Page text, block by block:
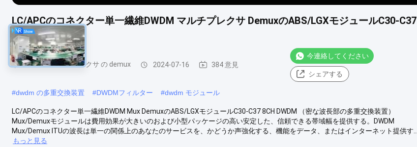
Time
LC/APCのコネクター単一繊維DWDM マルチプレクサ DemuxのABS/LGXモジュールC30-C37
8CH
dwdm の マルチプレクサ の demux 2024-07-16 384 意見
今連絡してください
シェアする
#dwdm の多重交換装置 #DWDMフィルター #dwdm モジュール
LC/APCのコネクター単一繊維DWDM Mux DemuxのABS/LGXモジュールC30-C37 8CH DWDM （密な波長部の多重交換装置）
Mux/Demuxモジュールは費用効果が大きいのおよび小型パッケージの高い安定した、信頼できる帯域幅を提供する。DWDM
Mux/Demux ITUの波長は単一の関係上のあなたのサービスを、かどうか声強化する、機能をデータ、またはインターネット提供す...
もっと見る